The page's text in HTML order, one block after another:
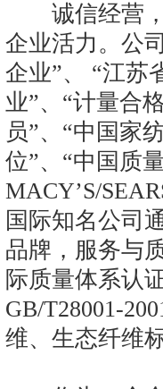
诚信经营，
企业活力。公
企业”、 “江苏
业”、“计量合
员”、“中国家
位”、“中国质
MACY’S/
国际知名公司
品牌，服务与
际质量体系认
GB/T28001-
维、生态纤维